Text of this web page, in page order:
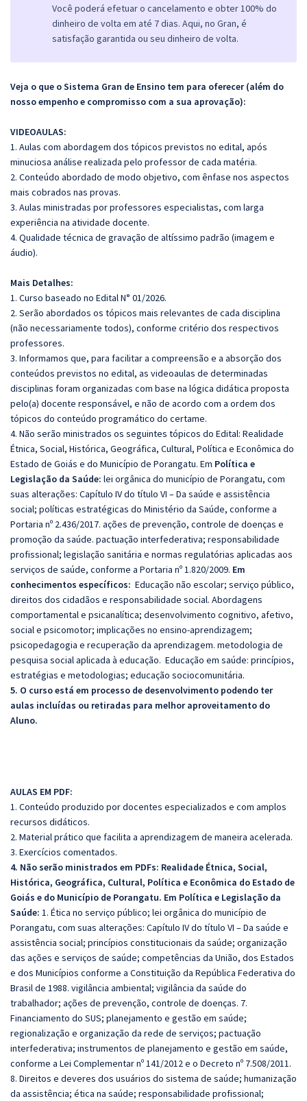
Você poderá efetuar o cancelamento e obter 100% do
dinheiro de volta em até 7 dias. Aqui, no Gran, é
satisfação garantida ou seu dinheiro de volta.
Veja o que o Sistema Gran de Ensino tem para oferecer (além do
nosso empenho e compromisso com a sua aprovação):
VIDEOAULAS:
1. Aulas com abordagem dos tópicos previstos no edital, após
minuciosa análise realizada pelo professor de cada matéria.
2. Conteúdo abordado de modo objetivo, com ênfase nos aspectos
mais cobrados nas provas.
3. Aulas ministradas por professores especialistas, com larga
experiência na atividade docente.
4. Qualidade técnica de gravação de altíssimo padrão (imagem e
áudio).
Mais Detalhes:
1. Curso baseado no Edital N° 01/2026.
2. Serão abordados os tópicos mais relevantes de cada disciplina
(não necessariamente todos), conforme critério dos respectivos
professores.
3. Informamos que, para facilitar a compreensão e a absorção dos
conteúdos previstos no edital, as videoaulas de determinadas
disciplinas foram organizadas com base na lógica didática proposta
pelo(a) docente responsável, e não de acordo com a ordem dos
tópicos do conteúdo programático do certame.
4. Não serão ministrados os seguintes tópicos do Edital: Realidade
Étnica, Social, Histórica, Geográfica, Cultural, Política e Econômica do
Estado de Goiás e do Município de Porangatu. Em Política e
Legislação da Saúde: lei orgânica do município de Porangatu, com
suas alterações: Capítulo IV do título VI – Da saúde e assistência
social; políticas estratégicas do Ministério da Saúde, conforme a
Portaria nº 2.436/2017. ações de prevenção, controle de doenças e
promoção da saúde. pactuação interfederativa; responsabilidade
profissional; legislação sanitária e normas regulatórias aplicadas aos
serviços de saúde, conforme a Portaria nº 1.820/2009. Em
conhecimentos específicos: Educação não escolar; serviço público,
direitos dos cidadãos e responsabilidade social. Abordagens
comportamental e psicanalítica; desenvolvimento cognitivo, afetivo,
social e psicomotor; implicações no ensino-aprendizagem;
psicopedagogia e recuperação da aprendizagem. metodologia de
pesquisa social aplicada à educação. Educação em saúde: princípios,
estratégias e metodologias; educação sociocomunitária.
5. O curso está em processo de desenvolvimento podendo ter
aulas incluídas ou retiradas para melhor aproveitamento do
Aluno.
AULAS EM PDF:
1. Conteúdo produzido por docentes especializados e com amplos
recursos didáticos.
2. Material prático que facilita a aprendizagem de maneira acelerada.
3. Exercícios comentados.
4. Não serão ministrados em PDFs: Realidade Étnica, Social,
Histórica, Geográfica, Cultural, Política e Econômica do Estado de
Goiás e do Município de Porangatu. Em Política e Legislação da
Saúde: 1. Ética no serviço público; lei orgânica do município de
Porangatu, com suas alterações: Capítulo IV do título VI – Da saúde e
assistência social; princípios constitucionais da saúde; organização
das ações e serviços de saúde; competências da União, dos Estados
e dos Municípios conforme a Constituição da República Federativa do
Brasil de 1988. vigilância ambiental; vigilância da saúde do
trabalhador; ações de prevenção, controle de doenças. 7.
Financiamento do SUS; planejamento e gestão em saúde;
regionalização e organização da rede de serviços; pactuação
interfederativa; instrumentos de planejamento e gestão em saúde,
conforme a Lei Complementar nº 141/2012 e o Decreto nº 7.508/2011.
8. Direitos e deveres dos usuários do sistema de saúde; humanização
da assistência; ética na saúde; responsabilidade profissional;